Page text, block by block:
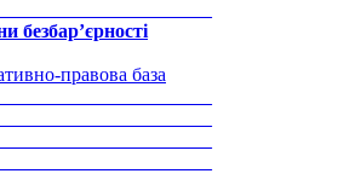
безбар’єрності
правова база